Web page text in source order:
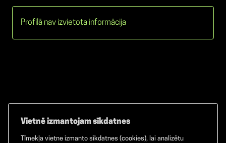
Profilā nav izvietota informācija
Vietnē izmantojam sīkdatnes
Tīmekļa vietne izmanto sīkdatnes (cookies), lai analizētu